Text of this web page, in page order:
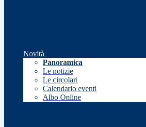
Novità
Panoramica
Le notizie
Le circolari
Calendario eventi
Albo Online